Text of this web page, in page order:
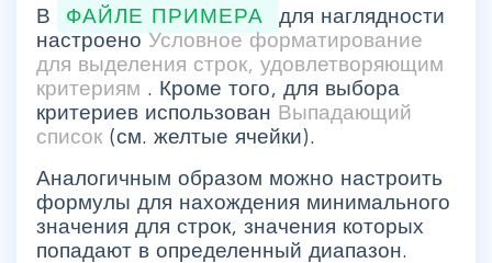
В
ФАЙЛЕ ПРИМЕРА
для наглядности
настроено Условное форматирование
для выделения строк, удовлетворяющим
критериям . Кроме того, для выбора
критериев использован Выпадающий
список (см. желтые ячейки).
Аналогичным образом можно настроить
формулы для нахождения минимального
значения для строк, значения которых
попадают в определенный диапазон.